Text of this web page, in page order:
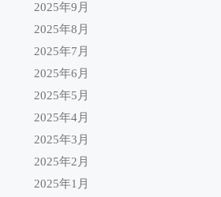
2025年9月
2025年8月
2025年7月
2025年6月
2025年5月
2025年4月
2025年3月
2025年2月
2025年1月